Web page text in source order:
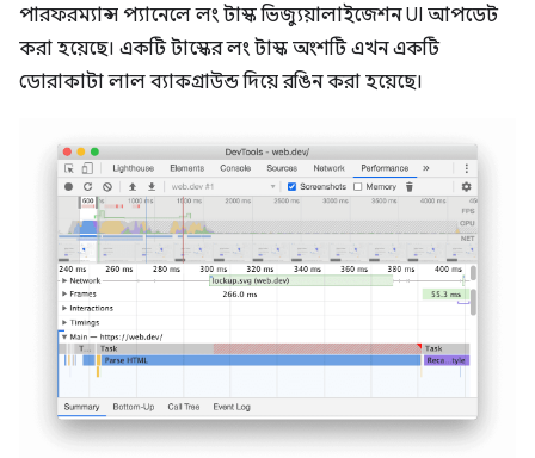
পারফরম্যান্স প্যানেলে লং টাস্ক ভিজ্যুয়ালাইজেশন UI আপডেট
করা হয়েছে। একটি টাস্কের লং টাস্ক অংশটি এখন একটি
ডোরাকাটা লাল ব্যাকগ্রাউন্ড দিয়ে রঙিন করা হয়েছে।